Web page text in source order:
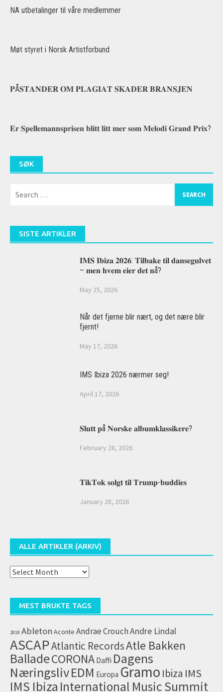
NA utbetalinger til våre medlemmer
Møt styret i Norsk Artistforbund
𝐏Å𝐒𝐓𝐀𝐍𝐃𝐄𝐑 𝐎𝐌 𝐏𝐋𝐀𝐆𝐈𝐀𝐓 𝐒𝐊𝐀𝐃𝐄𝐑 𝐁𝐑𝐀𝐍𝐒𝐉𝐄𝐍
𝐄𝐫 𝐒𝐩𝐞𝐥𝐥𝐞𝐦𝐚𝐧𝐧𝐬𝐩𝐫𝐢𝐬𝐞𝐧 𝐛𝐥𝐢𝐭𝐭 𝐥𝐢𝐭𝐭 𝐦𝐞𝐫 𝐬𝐨𝐦 𝐌𝐞𝐥𝐨𝐝𝐢 𝐆𝐫𝐚𝐧𝐝 𝐏𝐫𝐢𝐱?
SØK
for:
SISTE ARTIKLER
𝐈𝐌𝐒 𝐈𝐛𝐢𝐳𝐚 𝟐𝟎𝟐𝟔: 𝐓𝐢𝐥𝐛𝐚𝐤𝐞 𝐭𝐢𝐥 𝐝𝐚𝐧𝐬𝐞𝐠𝐮𝐥𝐯𝐞𝐭
– 𝐦𝐞𝐧 𝐡𝐯𝐞𝐦 𝐞𝐢𝐞𝐫 𝐝𝐞𝐭 𝐧å?
May 25, 2026
Når det fjerne blir nært, og det nære blir
fjernt!
May 17, 2026
IMS Ibiza 2026 nærmer seg!
April 17, 2026
𝐒𝐥𝐮𝐭𝐭 𝐩å 𝐍𝐨𝐫𝐬𝐤𝐞 𝐚𝐥𝐛𝐮𝐦𝐤𝐥𝐚𝐬𝐬𝐢𝐤𝐞𝐫𝐞?
February 28, 2026
𝐓𝐢𝐤𝐓𝐨𝐤 𝐬𝐨𝐥𝐠𝐭 𝐭𝐢𝐥 𝐓𝐫𝐮𝐦𝐩-𝐛𝐮𝐝𝐝𝐢𝐞𝐬
January 28, 2026
ALLE ARTIKLER (ARKIV)
Alle
MEST BRUKTE TAGS
2018 Ableton Aconte Andrae CrouchAndre Lindal
ASCAPAtlantic RecordsAtle Bakken
BalladeCORONA Daffi Dagens
NæringslivEDM Europa Gramo Ibiza IMS
IMS Ibiza International Music Summit